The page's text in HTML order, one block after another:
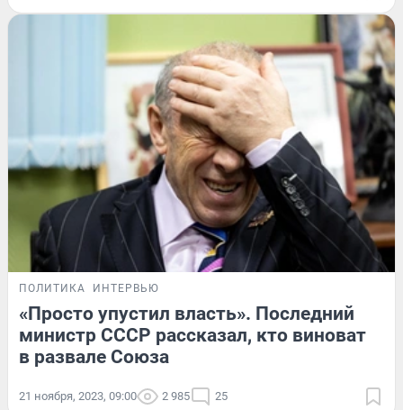
ПОЛИТИКА ИНТЕРВЬЮ
«Просто упустил власть». Последний
министр СССР рассказал, кто виноват
в развале Союза
21 ноября, 2023, 09:00 2 985 25